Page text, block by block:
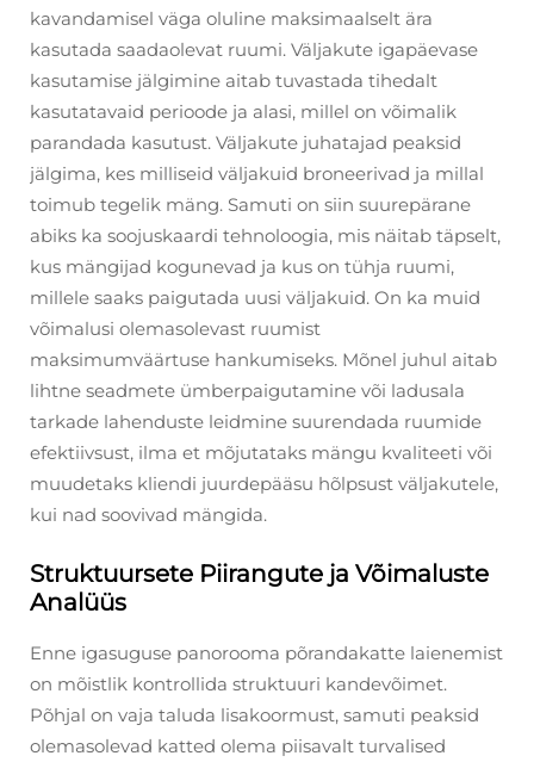
kavandamisel väga oluline maksimaalselt ära
kasutada saadaolevat ruumi. Väljakute igapäevase
kasutamise jälgimine aitab tuvastada tihedalt
kasutatavaid perioode ja alasi, millel on võimalik
parandada kasutust. Väljakute juhatajad peaksid
jälgima, kes milliseid väljakuid broneerivad ja millal
toimub tegelik mäng. Samuti on siin suurepärane
abiks ka soojuskaardi tehnoloogia, mis näitab täpselt,
kus mängijad kogunevad ja kus on tühja ruumi,
millele saaks paigutada uusi väljakuid. On ka muid
võimalusi olemasolevast ruumist
maksimumväärtuse hankumiseks. Mõnel juhul aitab
lihtne seadmete ümberpaigutamine või ladusala
tarkade lahenduste leidmine suurendada ruumide
efektiivsust, ilma et mõjutataks mängu kvaliteeti või
muudetaks kliendi juurdepääsu hõlpsust väljakutele,
kui nad soovivad mängida.
Struktuursete Piirangute ja Võimaluste
Analüüs
Enne igasuguse panorooma põrandakatte laienemist
on mõistlik kontrollida struktuuri kandevõimet.
Põhjal on vaja taluda lisakoormust, samuti peaksid
olemasolevad katted olema piisavalt turvalised